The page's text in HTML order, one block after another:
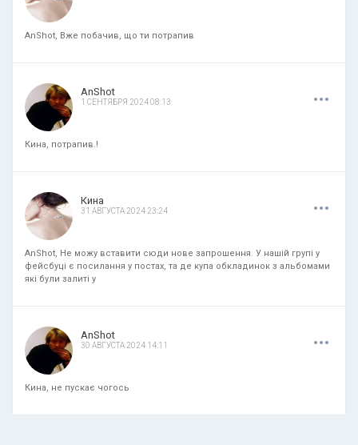
AnShot, Вже побачив, що ти потрапив
AnShot
1 СЕНТЯБРЯ 2024 08:13 ...
Кина, потрапив.!
Кина
31 АВГУСТА 2024 23:24 ...
AnShot, Не можу вставити сюди нове запрошення. У нашій групі у
фейсбуці є посилання у постах, та де купа обкладинок з альбомами
які були залиті у
AnShot
30 АВГУСТА 2024 14:11 ...
Кина, не пускає чогось